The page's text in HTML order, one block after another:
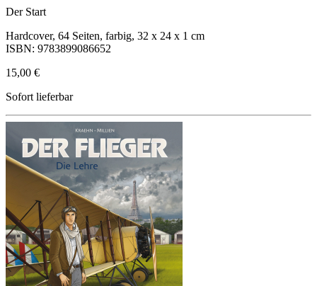
Der Start
Hardcover, 64 Seiten, farbig, 32 x 24 x 1 cm
ISBN: 9783899086652
15,00 €
Sofort lieferbar